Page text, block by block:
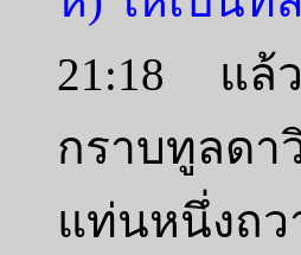
21:18 แล้ว
กราบทูลดา
แท่นหนึ่งถว